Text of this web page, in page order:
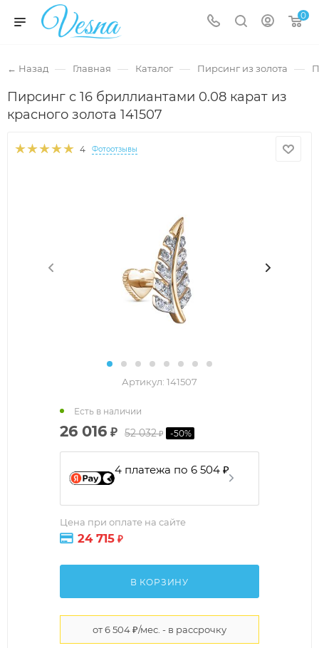
0
← Назад — Главная — Каталог — Пирсинг из золота —
Пирсинг с 16 бриллиантами 0.08 карат из
красного золота 141507
4 Фотоотзывы
Артикул: 141507
26 016 ₽ 52 032₽ -50%
4 платежа по 6 504 ₽
Цена при оплате на сайте
24 715 ₽
Есть в наличии
В КОРЗИНУ